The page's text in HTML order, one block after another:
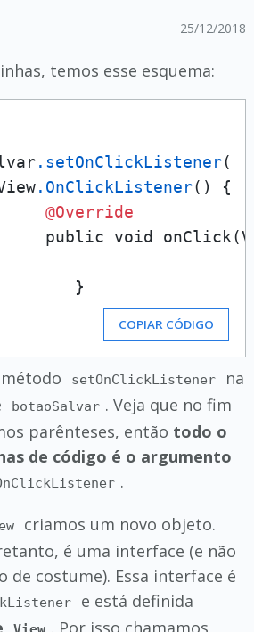
25/12/2018
temos esse esquema:
.setOnClickListener(
.OnClickListener() {
@Override
public void
}
COPIAR CÓDIGO
setOnClickListener
na
botaoSalvar . Veja que no fim
parênteses, então todo o
de código é o argumento
.
criamos um novo objeto.
é uma interface (e não
de costume). Essa interface é
e está definida
. Por isso chamamos